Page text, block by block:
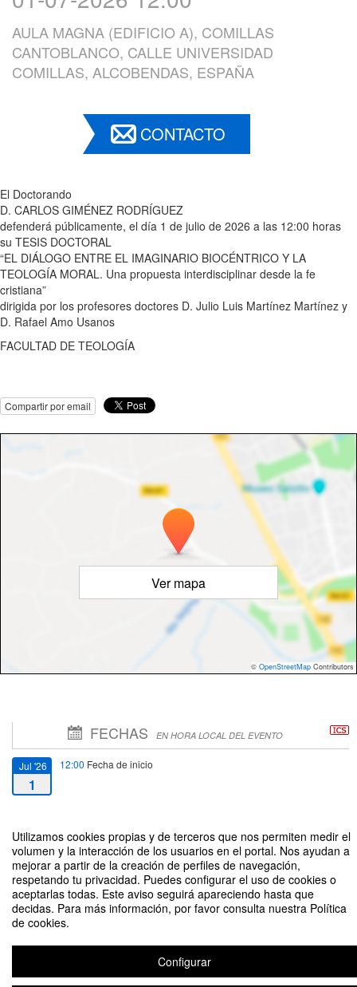
Utilizamos cookies propias y de terceros que nos permiten medir el
volumen y la interacción de los usuarios en el portal. Nos ayudan a
mejorar a partir de la creación de perfiles de navegación,
respetando tu privacidad. Puedes configurar el uso de cookies o
aceptarlas todas. Este aviso seguirá apareciendo hasta que
decidas. Para más información, por favor consulta nuestra Política
de cookies.
Configurar
AULA MAGNA (EDIFICIO A), COMILLAS
CANTOBLANCO, CALLE UNIVERSIDAD
COMILLAS, ALCOBENDAS, ESPAÑA
CONTACTO
El Doctorando
D. CARLOS GIMÉNEZ RODRÍGUEZ
defenderá públicamente, el día 1 de julio de 2026 a las 12:00 horas
su TESIS DOCTORAL
“EL DIÁLOGO ENTRE EL IMAGINARIO BIOCÉNTRICO Y LA
TEOLOGÍA MORAL. Una propuesta interdisciplinar desde la fe
cristiana”
dirigida por los profesores doctores D. Julio Luis Martínez Martínez y
D. Rafael Amo Usanos
FACULTAD DE TEOLOGÍA
Compartir por email
Ver mapa
© OpenStreetMap Contributors
FECHAS EN HORA LOCAL DEL EVENTO
Jul '26
1
12:00 Fecha de inicio
1
Defensa de la tesis "El diálogo entre el imaginario biocéntrico y la teología
moral: una propuesta interdisciplinar desde la fe cristiana" de Carlos